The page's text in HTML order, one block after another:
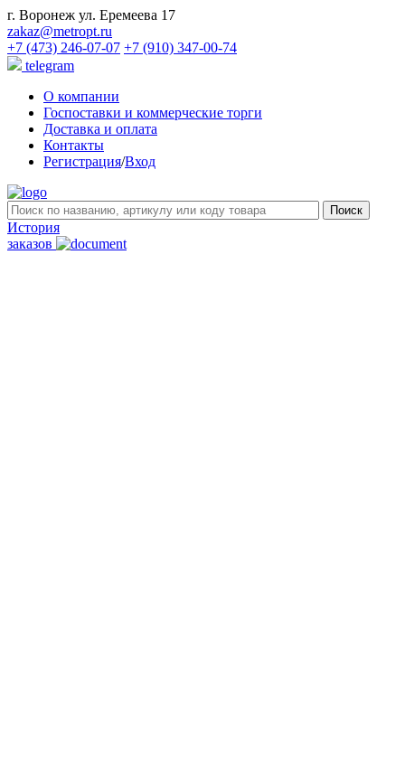
г. Воронеж ул. Еремеева 17
zakaz@metropt.ru
+7 (473) 246-07-07 +7 (910) 347-00-74
telegram
О компании
Госпоставки и коммерческие торги
Доставка и оплата
Контакты
Регистрация/Вход
История
заказов